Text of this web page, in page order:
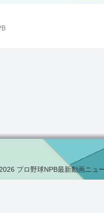
プロ野球NPB最新動画ニュ